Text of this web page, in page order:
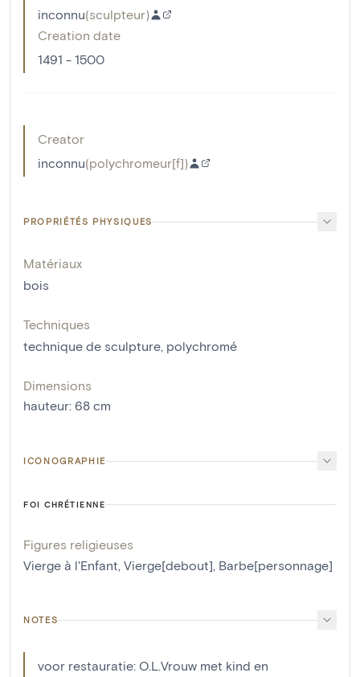
inconnu(sculpteur)
Creation date
1491 - 1500
Creator
inconnu(polychromeur[f])
PROPRIÉTÉS PHYSIQUES
Matériaux
bois
Techniques
technique de sculpture, polychromé
Dimensions
hauteur: 68 cm
ICONOGRAPHIE
FOI CHRÉTIENNE
Figures religieuses
Vierge à l'Enfant, Vierge[debout], Barbe[personnage]
NOTES
voor restauratie: O.L.Vrouw met kind en